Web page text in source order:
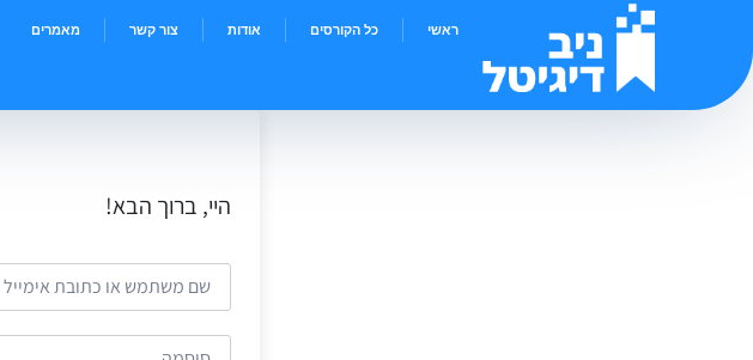
ראשי כל הקורסים אודות צור קשר מאמרים
היי, ברוך הבא!